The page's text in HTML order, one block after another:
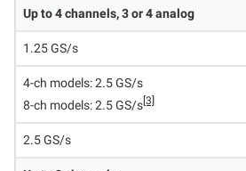
Up to 4 channels, 3 or 4 analog
1.25 GS/s
4-ch models: 2.5 GS/s
8-ch models: 2.5 GS/s[3]
2.5 GS/s